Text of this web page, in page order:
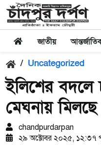
জাতীয়
/ Uncategorized
ইলিশের বদলে
মেঘনায়
chandpurdarpan
২৯ অক্টোবর ২০২৫, ১২:৩৭